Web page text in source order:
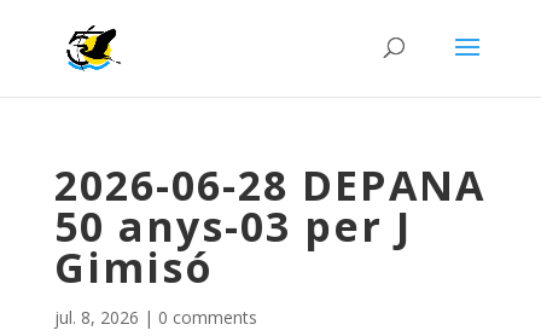
2026-06-28 DEPANA
50 anys-03 per J
Gimisó
jul. 8, 2026 | 0 comments